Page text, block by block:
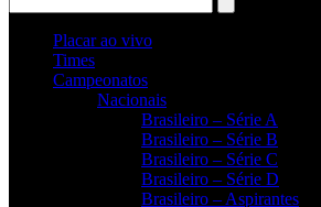
Placar ao vivo
Times
Campeonatos
Nacionais
Brasileiro – Série A
Brasileiro – Série B
Brasileiro – Série C
Brasileiro – Série D
Brasileiro – Aspirantes